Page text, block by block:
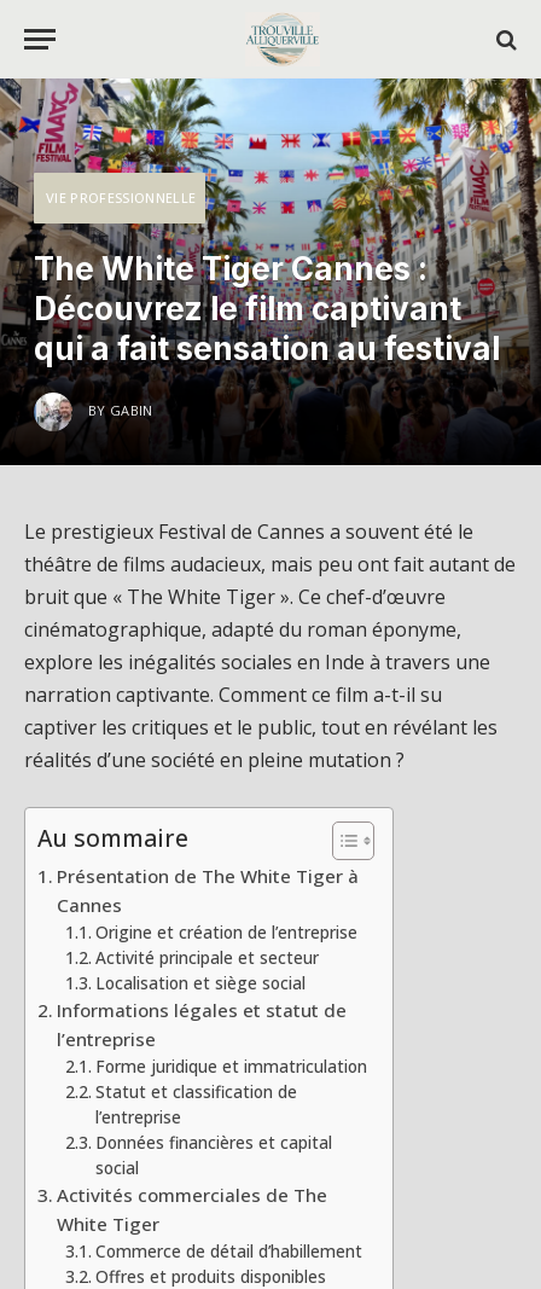
VIE PROFESSIONNELLE
The White Tiger Cannes :
Découvrez le film captivant
qui a fait sensation au festival
BY GABIN
Le prestigieux Festival de Cannes a souvent été le
théâtre de films audacieux, mais peu ont fait autant de
bruit que « The White Tiger ». Ce chef-d’œuvre
cinématographique, adapté du roman éponyme,
explore les inégalités sociales en Inde à travers une
narration captivante. Comment ce film a-t-il su
captiver les critiques et le public, tout en révélant les
réalités d’une société en pleine mutation ?
Au sommaire
Présentation de The White Tiger à
Cannes
Origine et création de l’entreprise
Activité principale et secteur
Localisation et siège social
Informations légales et statut de
l’entreprise
Forme juridique et immatriculation
Statut et classification de
l’entreprise
Données financières et capital
social
Activités commerciales de The
White Tiger
Commerce de détail d’habillement
Offres et produits disponibles